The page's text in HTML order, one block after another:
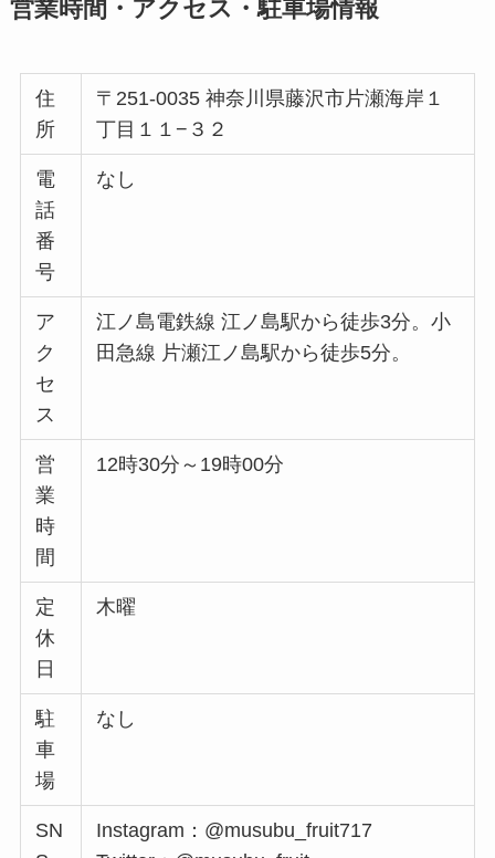
営業時間・アクセス・駐車場情報
住
所
〒251-0035 神奈川県藤沢市片瀬海岸１
丁目１１−３２
電
話
番
号
なし
ア
ク
セ
ス
江ノ島電鉄線 江ノ島駅から徒歩3分。小
田急線 片瀬江ノ島駅から徒歩5分。
営
業
時
間
12時30分～19時00分
定
休
日
木曜
駐
車
場
なし
SN
Instagram：@musubu_fruit717